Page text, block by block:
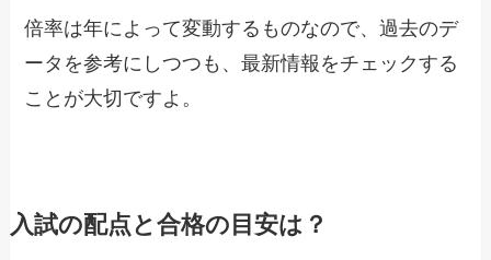
倍率は年によって変動するものなので、過去のデ
ータを参考にしつつも、最新情報をチェックする
ことが大切ですよ。
入試の配点と合格の目安は？